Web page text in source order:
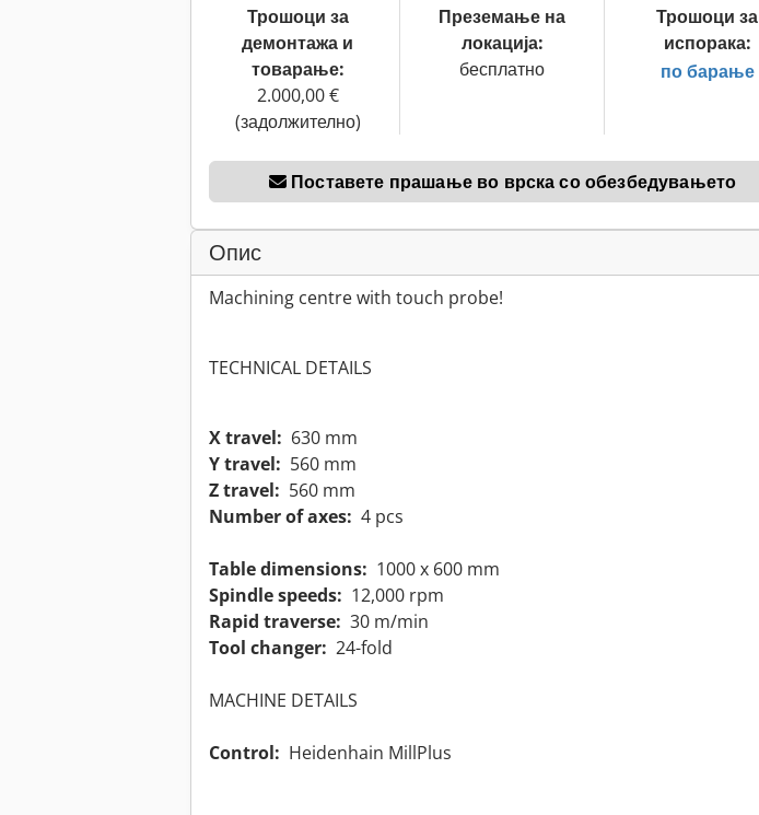
Трошоци за
демонтажа и
товарање:
2.000,00 €
(задолжително)
Преземање на
локација:
бесплатно
Трошоци за
испорака:
по барање
Поставете прашање во врска со обезбедувањето
Опис
Machining centre with touch probe!
TECHNICAL DETAILS
X travel: 630 mm
Y travel: 560 mm
Z travel: 560 mm
Number of axes: 4 pcs
Table dimensions: 1000 x 600 mm
Spindle speeds: 12,000 rpm
Rapid traverse: 30 m/min
Tool changer: 24-fold
MACHINE DETAILS
Control: Heidenhain MillPlus